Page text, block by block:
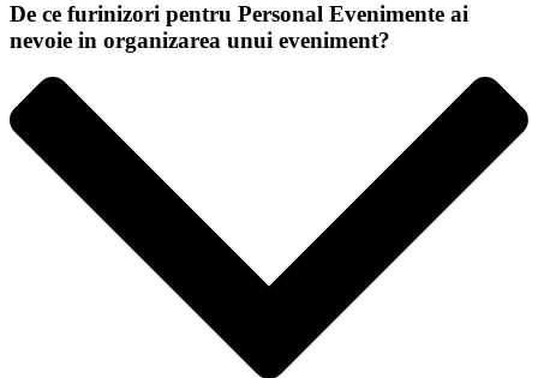
De ce furinizori pentru Personal Evenimente ai
nevoie in organizarea unui eveniment?